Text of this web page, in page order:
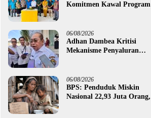
Komitmen Kawal Program
06/08/2026
Adhan Dambea Kritisi
Mekanisme Penyaluran
06/08/2026
BPS: Penduduk Miskin
Nasional 22,93 Juta Orang,